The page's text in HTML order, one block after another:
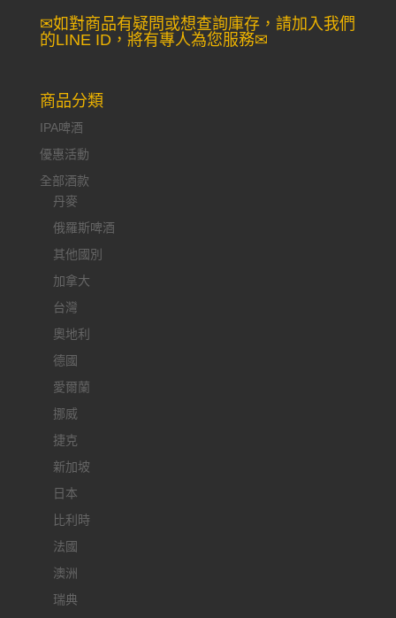
✉如對商品有疑問或想查詢庫存，請加入我們
的LINE ID，將有專人為您服務✉
商品分類
IPA啤酒
優惠活動
全部酒款
丹麥
俄羅斯啤酒
其他國別
加拿大
台灣
奧地利
德國
愛爾蘭
挪威
捷克
新加坡
日本
比利時
法國
澳洲
瑞典